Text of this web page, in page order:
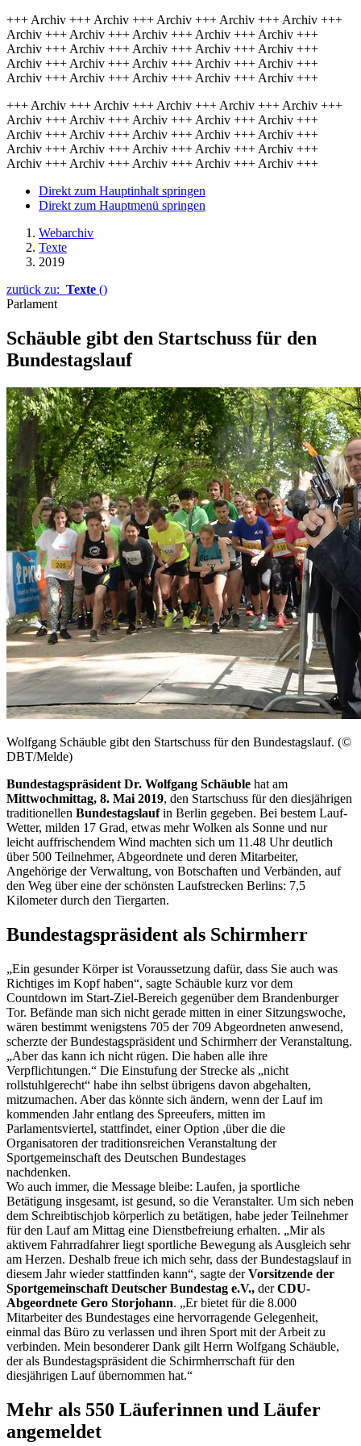
+++ Archiv +++ Archiv +++ Archiv +++ Archiv +++ Archiv +++
Archiv +++ Archiv +++ Archiv +++ Archiv +++ Archiv +++
Archiv +++ Archiv +++ Archiv +++ Archiv +++ Archiv +++
Archiv +++ Archiv +++ Archiv +++ Archiv +++ Archiv +++
Archiv +++ Archiv +++ Archiv +++ Archiv +++ Archiv +++
+++ Archiv +++ Archiv +++ Archiv +++ Archiv +++ Archiv +++
Archiv +++ Archiv +++ Archiv +++ Archiv +++ Archiv +++
Archiv +++ Archiv +++ Archiv +++ Archiv +++ Archiv +++
Archiv +++ Archiv +++ Archiv +++ Archiv +++ Archiv +++
Archiv +++ Archiv +++ Archiv +++ Archiv +++ Archiv +++
Direkt zum Hauptinhalt springen
Direkt zum Hauptmenü springen
Webarchiv
Texte
2019
zurück zu: Texte ()
Parlament
Schäuble gibt den Startschuss für den
Bundestagslauf
Wolfgang Schäuble gibt den Startschuss für den Bundestagslauf. (©
DBT/Melde)
Bundestagspräsident Dr. Wolfgang Schäuble hat am
Mittwochmittag, 8. Mai 2019, den Startschuss für den diesjährigen
traditionellen Bundestagslaufin Berlin gegeben. Bei bestem Lauf-
Wetter, milden 17 Grad, etwas mehr Wolken als Sonne und nur
leicht auffrischendem Wind machten sich um 11.48 Uhr deutlich
über 500 Teilnehmer, Abgeordnete und deren Mitarbeiter,
Angehörige der Verwaltung, von Botschaften und Verbänden, auf
den Weg über eine der schönsten Laufstrecken Berlins: 7,5
Kilometer durch den Tiergarten.
Bundestagspräsident als Schirmherr
„Ein gesunder Körper ist Voraussetzung dafür, dass Sie auch was
Richtiges im Kopf haben“, sagte Schäuble kurz vor dem
Countdown im Start-Ziel-Bereich gegenüber dem Brandenburger
Tor. Befände man sich nicht gerade mitten in einer Sitzungswoche,
wären bestimmt wenigstens 705 der 709 Abgeordneten anwesend,
scherzte der Bundestagspräsident und Schirmherr der Veranstaltung.
„Aber das kann ich nicht rügen. Die haben alle ihre
Verpflichtungen.“ Die Einstufung der Strecke als „nicht
rollstuhlgerecht“ habe ihn selbst übrigens davon abgehalten,
mitzumachen. Aber das könnte sich ändern, wenn der Lauf im
kommenden Jahr entlang des Spreeufers, mitten im
Parlamentsviertel, stattfindet, einer Option ,über die die
Organisatoren der traditionsreichen Veranstaltung der
Sportgemeinschaft des Deutschen Bundestages
nachdenken.
Wo auch immer, die Message bleibe: Laufen, ja sportliche
Betätigung insgesamt, ist gesund, so die Veranstalter. Um sich neben
dem Schreibtischjob körperlich zu betätigen, habe jeder Teilnehmer
für den Lauf am Mittag eine Dienstbefreiung erhalten. „Mir als
aktivem Fahrradfahrer liegt sportliche Bewegung als Ausgleich sehr
am Herzen. Deshalb freue ich mich sehr, dass der Bundestagslauf in
diesem Jahr wieder stattfinden kann“, sagte derVorsitzende der
Sportgemeinschaft Deutscher Bundestag e.V., derCDU-
Abgeordnete Gero Storjohann. „Er bietet für die 8.000
Mitarbeiter des Bundestages eine hervorragende Gelegenheit,
einmal das Büro zu verlassen und ihren Sport mit der Arbeit zu
verbinden. Mein besonderer Dank gilt Herrn Wolfgang Schäuble,
der als Bundestagspräsident die Schirmherrschaft für den
diesjährigen Lauf übernommen hat.“
Mehr als 550 Läuferinnen und Läufer
angemeldet